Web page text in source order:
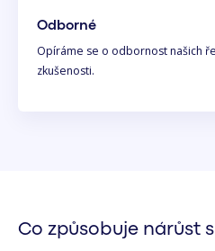
Odborné
Opíráme se o odbornost našich
zkušenosti.
Co způsobuje nárůst